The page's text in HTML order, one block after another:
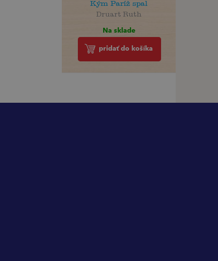
Kým Paríž spal
Druart Ruth
Na sklade
pridať do košíka